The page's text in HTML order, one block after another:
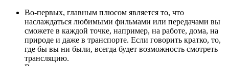
Во-первых, главным плюсом является то, что
наслаждаться любимыми фильмами или передачами вы
сможете в каждой точке, например, на работе, дома, на
природе и даже в транспорте. Если говорить кратко, то,
где бы вы ни были, всегда будет возможность смотреть
трансляцию.